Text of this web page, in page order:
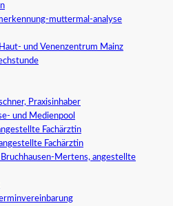
muttermal-analyse
und Venenzentrum Mainz
Praxisinhaber
und Medienpool
Fachärztin
Fachärztin
Bruchhausen-Mertens, angestellte